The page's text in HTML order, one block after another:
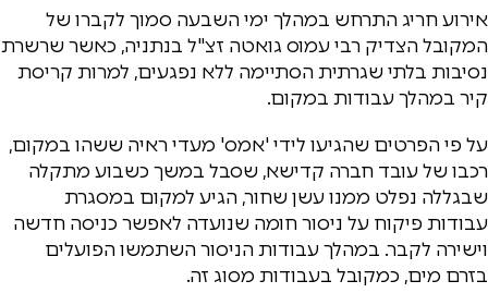
אירוע חריג התרחש במהלך ימי השבעה סמוך לקברו של
המקובל הצדיק רבי עמוס גואטה זצ"ל בנתניה, כאשר שרשרת
נסיבות בלתי שגרתית הסתיימה ללא נפגעים, למרות קריסת
קיר במהלך עבודות במקום.
על פי הפרטים שהגיעו לידי 'אמס' מעדי ראיה ששהו במקום,
רכבו של עובד חברה קדישא, שסבל במשך כשבוע מתקלה
שבגללה נפלט ממנו עשן שחור, הגיע למקום במסגרת
עבודות פיקוח על ניסור חומה שנועדה לאפשר כניסה חדשה
וישירה לקבר. במהלך עבודות הניסור השתמשו הפועלים
בזרם מים, כמקובל בעבודות מסוג זה.